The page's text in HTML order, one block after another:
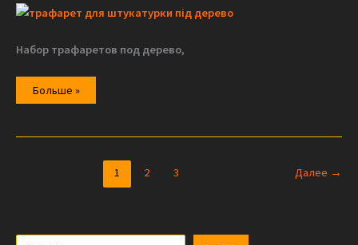
Набор трафаретов под дерево,
А
как
под
Больше »
1 2 3 Далее →